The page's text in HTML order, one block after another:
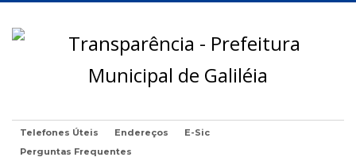
Telefones Úteis Endereços
E-Sic
Perguntas Frequentes